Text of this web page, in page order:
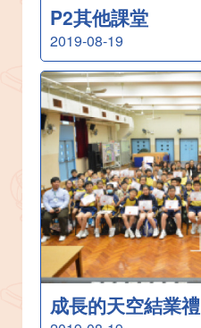
P2其他課堂
2019-08-19
成長的天空結業禮